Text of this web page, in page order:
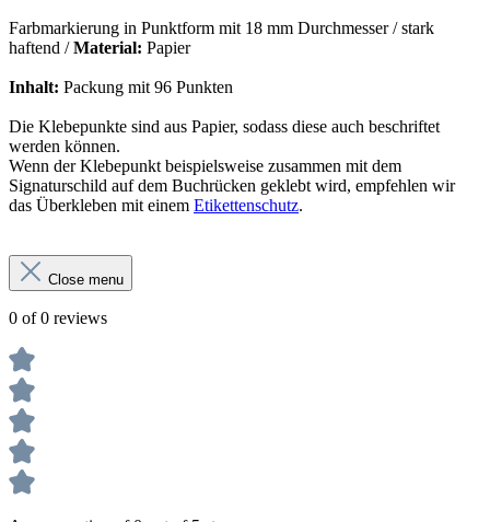
Farbmarkierung in Punktform mit 18 mm Durchmesser /stark
haftend /Material: Papier
Inhalt: Packung mit 96 Punkten
Die Klebepunkte sind aus Papier, sodass diese auch beschriftet
werden können.
Wenn der Klebepunkt beispielsweise zusammen mit dem
Signaturschild auf dem Buchrücken geklebt wird, empfehlen wir
das Überkleben mit einem Etikettenschutz.
Close menu
0 of 0 reviews